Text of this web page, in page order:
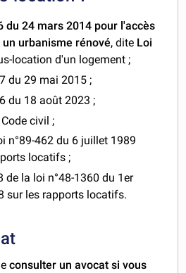
du 24 mars 2014 pour l'accès
urbanisme rénové, dite Loi
location d'un logement ;
du 29 mai 2015 ;
du 18 août 2023 ;
civil ;
n°89-462 du 6 juillet 1989
locatifs ;
de la loi n°48-1360 du 1er
sur les rapports locatifs.
consulter un avocat si vous